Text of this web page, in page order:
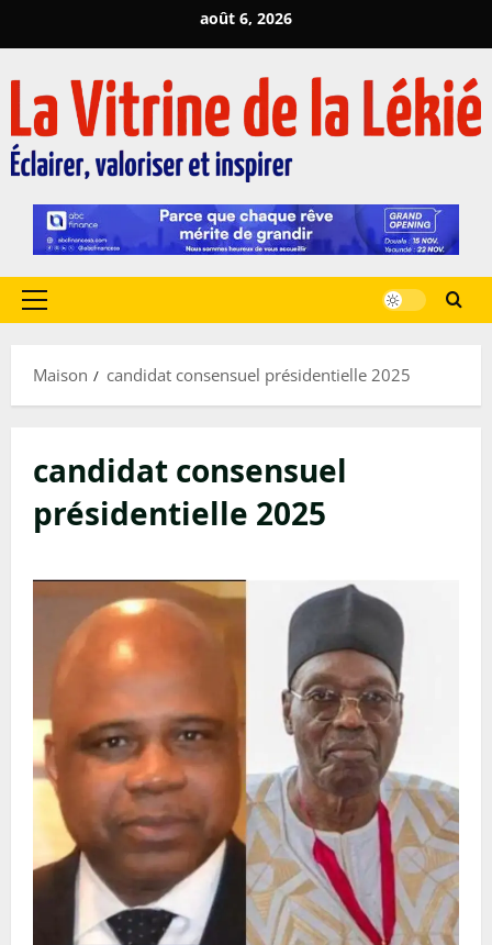
au
août 6, 2026
Menu
Maison
candidat consensuel présidentielle 2025
candidat consensuel
présidentielle 2025